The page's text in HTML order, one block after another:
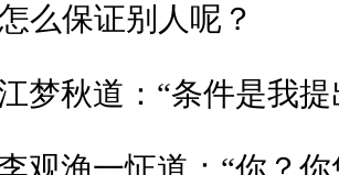
么保证别人呢？
梦秋道：“条件是我提